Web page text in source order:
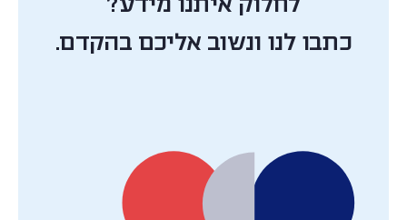
לחלוק איתנו מידע?
כתבו לנו ונשוב אליכם בהקדם.